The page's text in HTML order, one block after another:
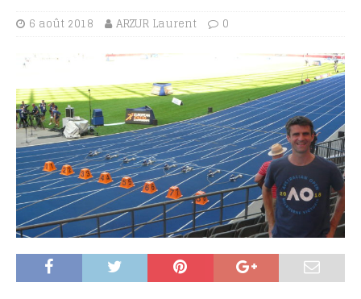
6 août 2018 ARZUR Laurent 0